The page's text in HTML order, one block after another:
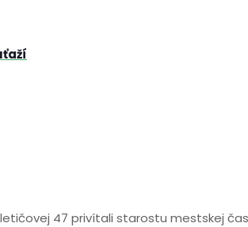
47 privítali starostu mestskej